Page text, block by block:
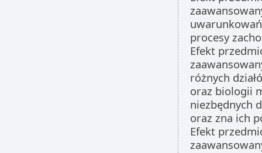
procesy
Efekt
różnych
oraz biologii
niezbędnych
oraz zna ich
Efekt